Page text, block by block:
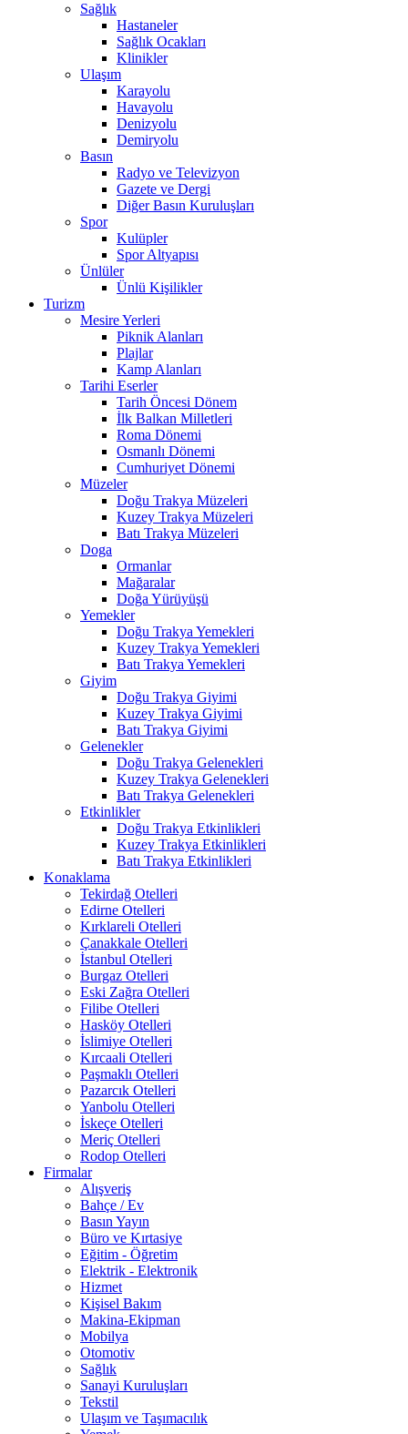
Sağlık
Hastaneler
Sağlık Ocakları
Klinikler
Ulaşım
Karayolu
Havayolu
Denizyolu
Demiryolu
Basın
Radyo ve Televizyon
Gazete ve Dergi
Diğer Basın Kuruluşları
Spor
Kulüpler
Spor Altyapısı
Ünlüler
Ünlü Kişilikler
Turizm
Mesire Yerleri
Piknik Alanları
Plajlar
Kamp Alanları
Tarihi Eserler
Tarih Öncesi Dönem
İlk Balkan Milletleri
Roma Dönemi
Osmanlı Dönemi
Cumhuriyet Dönemi
Müzeler
Doğu Trakya Müzeleri
Kuzey Trakya Müzeleri
Batı Trakya Müzeleri
Doga
Ormanlar
Mağaralar
Doğa Yürüyüşü
Yemekler
Doğu Trakya Yemekleri
Kuzey Trakya Yemekleri
Batı Trakya Yemekleri
Giyim
Doğu Trakya Giyimi
Kuzey Trakya Giyimi
Batı Trakya Giyimi
Gelenekler
Doğu Trakya Gelenekleri
Kuzey Trakya Gelenekleri
Batı Trakya Gelenekleri
Etkinlikler
Doğu Trakya Etkinlikleri
Kuzey Trakya Etkinlikleri
Batı Trakya Etkinlikleri
Konaklama
Tekirdağ Otelleri
Edirne Otelleri
Kırklareli Otelleri
Çanakkale Otelleri
İstanbul Otelleri
Burgaz Otelleri
Eski Zağra Otelleri
Filibe Otelleri
Hasköy Otelleri
İslimiye Otelleri
Kırcaali Otelleri
Paşmaklı Otelleri
Pazarcık Otelleri
Yanbolu Otelleri
İskeçe Otelleri
Meriç Otelleri
Rodop Otelleri
Firmalar
Alışveriş
Bahçe / Ev
Basın Yayın
Büro ve Kırtasiye
Eğitim - Öğretim
Elektrik - Elektronik
Hizmet
Kişisel Bakım
Makina-Ekipman
Mobilya
Otomotiv
Sağlık
Sanayi Kuruluşları
Tekstil
Ulaşım ve Taşımacılık